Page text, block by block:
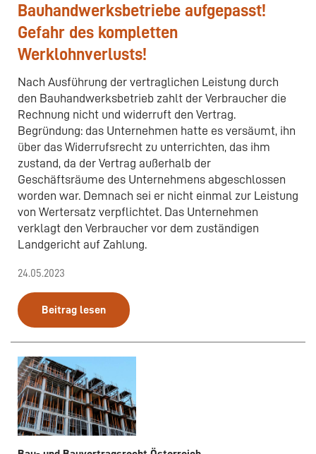
Bauhandwerksbetriebe aufgepasst!
Gefahr des kompletten
Werklohnverlusts!
Nach Ausführung der vertraglichen Leistung durch
den Bauhandwerksbetrieb zahlt der Verbraucher die
Rechnung nicht und widerruft den Vertrag.
Begründung: das Unternehmen hatte es versäumt, ihn
über das Widerrufsrecht zu unterrichten, das ihm
zustand, da der Vertrag außerhalb der
Geschäftsräume des Unternehmens abgeschlossen
worden war. Demnach sei er nicht einmal zur Leistung
von Wertersatz verpflichtet. Das Unternehmen
verklagt den Verbraucher vor dem zuständigen
Landgericht auf Zahlung.
24.05.2023
Beitrag lesen